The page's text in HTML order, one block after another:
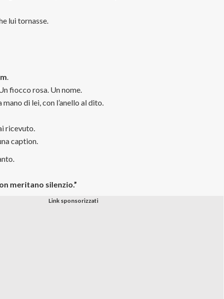
lui tornasse.
.
fiocco rosa. Un nome.
di lei, con l’anello al dito.
ricevuto.
caption.
meritano silenzio.”